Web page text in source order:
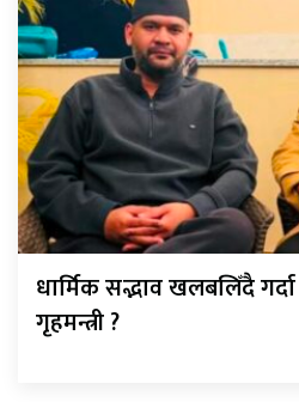
धार्मिक सद्भाव खलबलिँदै
गृहमन्त्री ?